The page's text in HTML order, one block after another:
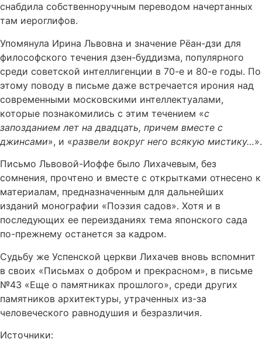
снабдила собственноручным переводом начертанных
там иероглифов.
Упомянула Ирина Львовна и значение Рёан-дзи для
философского течения дзен-буддизма, популярного
среди советской интеллигенции в 70-е и 80-е годы. По
этому поводу в письме даже встречается ирония над
современными московскими интеллектуалами,
которые познакомились с этим течением «с
запозданием лет на двадцать, причем вместе с
джинсами», и «развели вокруг него всякую мистику…».
Письмо Львовой-Иоффе было Лихачевым, без
сомнения, прочтено и вместе с открытками отнесено к
материалам, предназначенным для дальнейших
изданий монографии «Поэзия садов». Хотя и в
последующих ее переизданиях тема японского сада
по-прежнему останется за кадром.
Судьбу же Успенской церкви Лихачев вновь вспомнит
в своих «Письмах о добром и прекрасном», в письме
№43 «Еще о памятниках прошлого», среди других
памятников архитектуры, утраченных из-за
человеческого равнодушия и безразличия.
Источники: